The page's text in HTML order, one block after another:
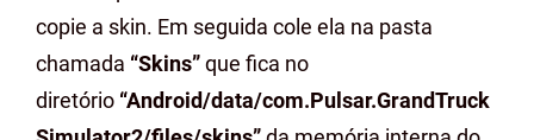
copie a skin. Em seguida cole ela na pasta
chamada “Skins”que fica no
diretório “Android/data/com.Pulsar.GrandTruck